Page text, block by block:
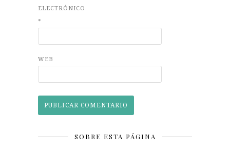
ELECTRÓNICO
*
WEB
SOBRE ESTA PÁGINA